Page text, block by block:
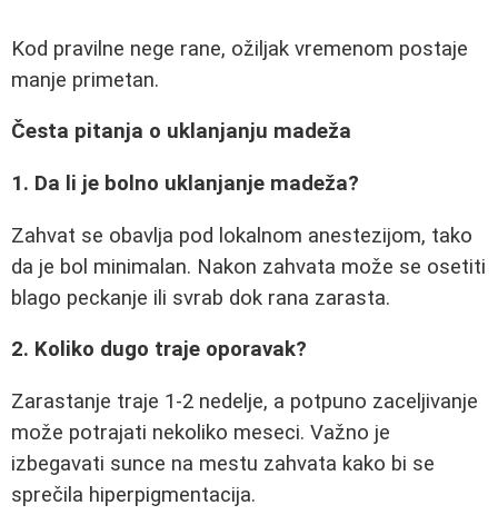
Kod pravilne nege rane, ožiljak vremenom postaje
manje primetan.
Česta pitanja o uklanjanju madeža
1. Da li je bolno uklanjanje madeža?
Zahvat se obavlja pod lokalnom anestezijom, tako
da je bol minimalan. Nakon zahvata može se osetiti
blago peckanje ili svrab dok rana zarasta.
2. Koliko dugo traje oporavak?
Zarastanje traje 1-2 nedelje, a potpuno zaceljivanje
može potrajati nekoliko meseci. Važno je
izbegavati sunce na mestu zahvata kako bi se
sprečila hiperpigmentacija.